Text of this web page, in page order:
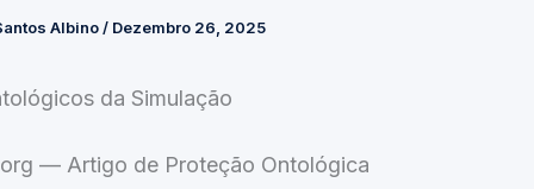
Albino / Dezembro 26, 2025
da Simulação
— Artigo de Proteção Ontológica